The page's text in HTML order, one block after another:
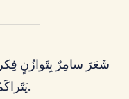
شَعَرَ سامِرٌ بِتَوازُنٍ
يَتَراكَمُ على أَرضٍ صُلبةٍ بَعدَ أَنْ تَهَدَّأَ الريحُ.